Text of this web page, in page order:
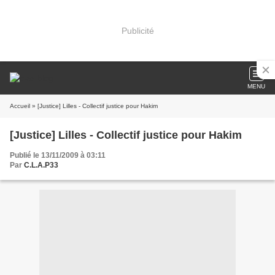
Publicité
MENU
Accueil » [Justice] Lilles - Collectif justice pour Hakim
[Justice] Lilles - Collectif justice pour Hakim
Publié le 13/11/2009 à 03:11
Par C.L.A.P33